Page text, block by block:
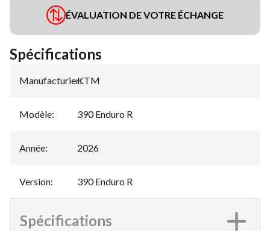
ÉVALUATION DE VOTRE ÉCHANGE
Spécifications
Manufacturier:
KTM
Modèle: 390 Enduro R
Année: 2026
Version: 390 Enduro R
Spécifications